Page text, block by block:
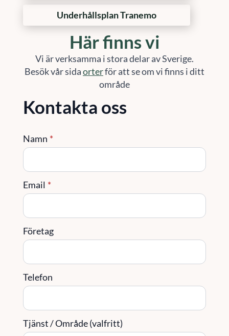
Underhållsplan Tranemo
Här finns vi
Vi är verksamma i stora delar av Sverige.
Besök vår sidaorterför att se om vi finns i ditt
område
Kontakta oss
Namn *
Email *
Företag
Telefon
Tjänst / Område (valfritt)